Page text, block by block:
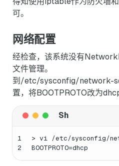
可。
网络配置
经检查，该系统没有
文件管理。
到/etc/sysconfig/network-
置，将BOOTPROTO改为
1
2
> vi /etc/sysconfig/
BOOTPROTO=dhcp